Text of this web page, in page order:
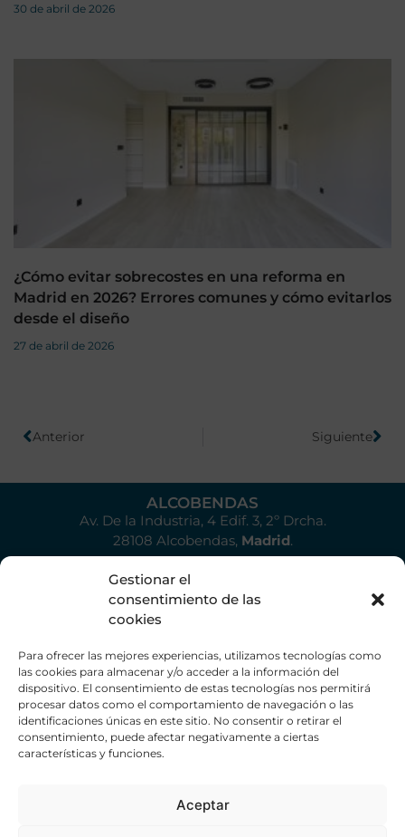
Gestionar el
consentimiento de las
cookies
Para ofrecer las mejores experiencias, utilizamos tecnologías como
las cookies para almacenar y/o acceder a la información del
dispositivo. El consentimiento de estas tecnologías nos permitirá
procesar datos como el comportamiento de navegación o las
identificaciones únicas en este sitio. No consentir o retirar el
consentimiento, puede afectar negativamente a ciertas
características y funciones.
Aceptar
30 de abril de 2026
¿Cómo evitar sobrecostes en una reforma en
Madrid en 2026? Errores comunes y cómo evitarlos
desde el diseño
27 de abril de 2026
Anterior Siguiente
ALCOBENDAS
Av. De la Industria, 4 Edif. 3, 2º Drcha.
28108 Alcobendas, Madrid.
Contacto
Partners
916 617 072
info@ceciliacaro.com